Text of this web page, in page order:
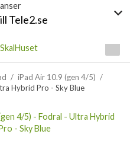
Tele2.se
/ iPad Air 10.9 (gen 4/5) /
Hybrid Pro - Sky Blue